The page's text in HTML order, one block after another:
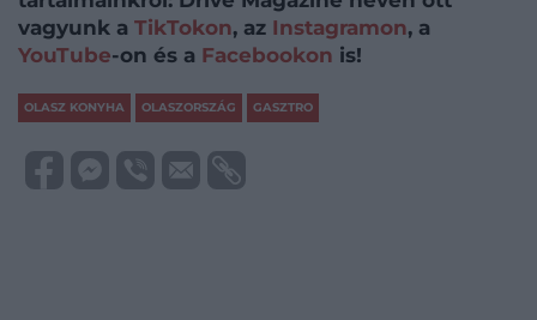
vagyunk a TikTokon, az Instagramon, a
YouTube-on és a Facebookon is!
OLASZ KONYHA OLASZORSZÁG GASZTRO